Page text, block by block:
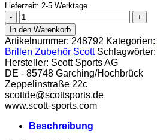
Lieferzeit: 2-5 Werktage
Scott
Mudflap
Rahmen
80er
Serie
Menge
In den Warenkorb
Artikelnummer: 248792 Kategorien:
Brillen Zubehör Scott Schlagwörter:
Hersteller: Scott Sports AG
DE - 85748 Garching/Hochbrück
Zeppelinstraße 22c
scottde@scott­sports.de
www.scott-sports.com
Beschreibung